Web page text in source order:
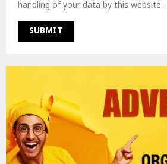
handling of your data by this website.